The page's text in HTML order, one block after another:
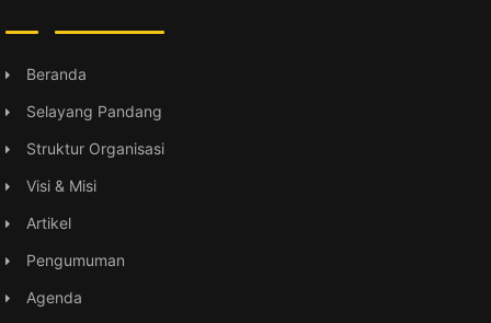
Beranda
Selayang Pandang
Struktur Organisasi
Visi & Misi
Artikel
Pengumuman
Agenda